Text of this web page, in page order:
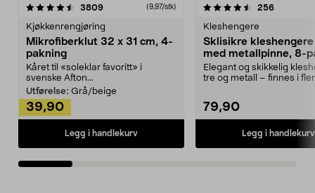
3809anmeldelser(9,97/stk)
Kjøkkenrengjøring
Mikrofiberklut 32 x 31 cm, 4-
pakning
Kåret til «soleklar favoritt» i
svenske Afton...
Utførelse: Grå/beige
39,90
Legg i handlekurv
4.5av 5 stjerner 256
Kleshengere
Sklisikre
med metallpinne, 8-
Elegant og skikkelig
tre og metall – finnes i
79,90
Legg i handlekurv
4.5av 5 stjerner